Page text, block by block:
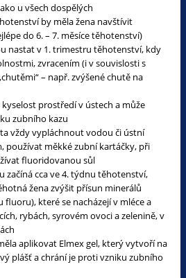
u všech dospělých
by měla žena navštívit
do 6. – 7. měsíce těhotenství)
nastat v 1. trimestru těhotenství, kdy
zvracením (i v souvislosti s
– např. zvýšené chutě na
kyselost prostředí v ústech a může
zubního kazu
vždy vypláchnout vodou či ústní
používat měkké zubní kartáčky, při
fluoridovanou sůl
začíná cca ve 4. týdnu těhotenství,
žena zvýšit přísun minerálů
fluoru), které se nacházejí v mléce a
rybách, syrovém ovoci a zelenině, v
aplikovat Elmex gel, který vytvoří na
plášť a chrání je proti vzniku zubního